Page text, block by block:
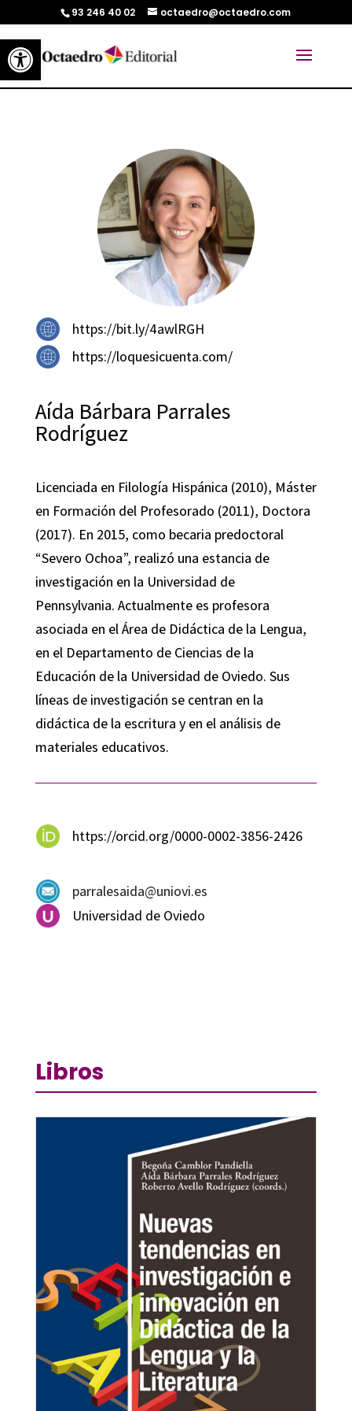
Abrir barra de herramientas
93 246 40 02 octaedro@octaedro.com
https://bit.ly/4awlRGH
https://loquesicuenta.com/
Aída Bárbara Parrales
Rodríguez
Licenciada en Filología Hispánica (2010), Máster
en Formación del Profesorado (2011), Doctora
(2017). En 2015, como becaria predoctoral
“Severo Ochoa”, realizó una estancia de
investigación en la Universidad de
Pennsylvania. Actualmente es profesora
asociada en el Área de Didáctica de la Lengua,
en el Departamento de Ciencias de la
Educación de la Universidad de Oviedo. Sus
líneas de investigación se centran en la
didáctica de la escritura y en el análisis de
materiales educativos.
https://orcid.org/0000-0002-3856-2426
parralesaida@uniovi.es
Universidad de Oviedo
Libros